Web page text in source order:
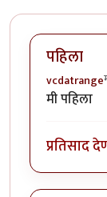
पहिला
vcdatrange
मी पहिला
प्रतिसाद